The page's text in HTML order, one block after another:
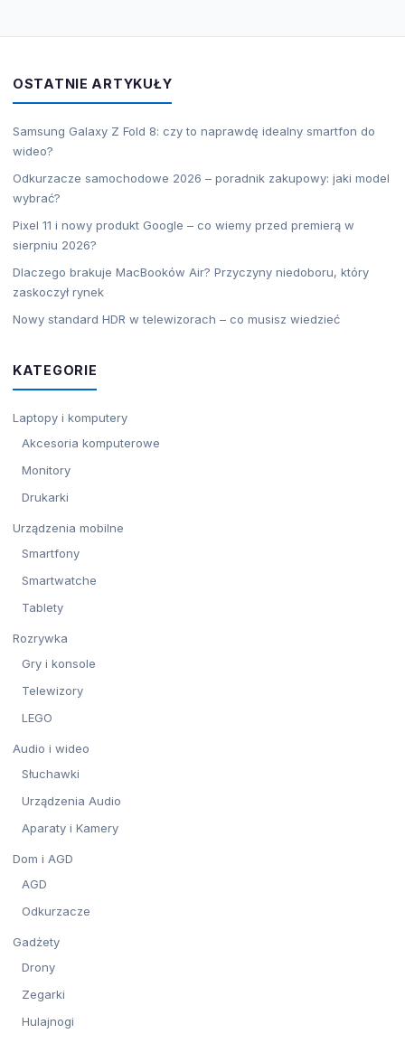
OSTATNIE ARTYKUŁY
Samsung Galaxy Z Fold 8: czy to naprawdę idealny smartfon do
wideo?
Odkurzacze samochodowe 2026 – poradnik zakupowy: jaki model
wybrać?
Pixel 11 i nowy produkt Google – co wiemy przed premierą w
sierpniu 2026?
Dlaczego brakuje MacBooków Air? Przyczyny niedoboru, który
zaskoczył rynek
Nowy standard HDR w telewizorach – co musisz wiedzieć
KATEGORIE
Laptopy i komputery
Akcesoria komputerowe
Monitory
Drukarki
Urządzenia mobilne
Smartfony
Smartwatche
Tablety
Rozrywka
Gry i konsole
Telewizory
LEGO
Audio i wideo
Słuchawki
Urządzenia Audio
Aparaty i Kamery
Dom i AGD
AGD
Odkurzacze
Gadżety
Drony
Zegarki
Hulajnogi